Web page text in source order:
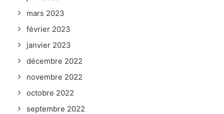
mars 2023
février 2023
janvier 2023
décembre 2022
novembre 2022
octobre 2022
septembre 2022